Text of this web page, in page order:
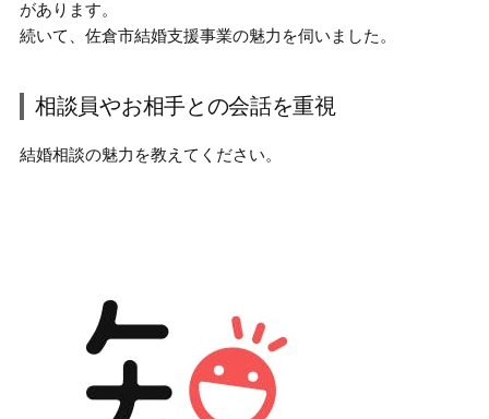
があります。
続いて、 佐倉市結婚支援事業の魅力 を伺いました。
相談員やお相手との会話を重視
結婚相談の魅力を教えてください。